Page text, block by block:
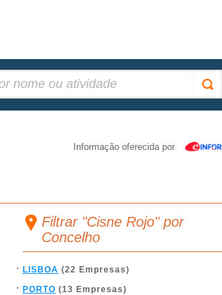
Informação oferecida por
Filtrar "Cisne Rojo" por
Concelho
LISBOA (22 Empresas)
PORTO (13 Empresas)